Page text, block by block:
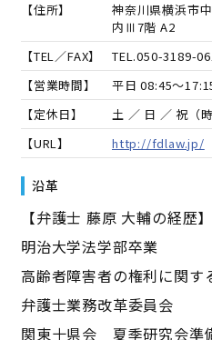
【住所】
神奈川県横浜市
内Ⅲ7階 A2
【TEL／FAX】
TEL.050-3189-
【営業時間】
平日 08:45～
【定休日】
土 ／ 日 ／ 祝（
【URL】
http://fdlaw.jp/
沿革
【弁護士 藤原 大輔の経歴】
明治大学法学部卒業
高齢者障害者の権利に関す
弁護士業務改革委員会
関東十県会 夏季研究会準